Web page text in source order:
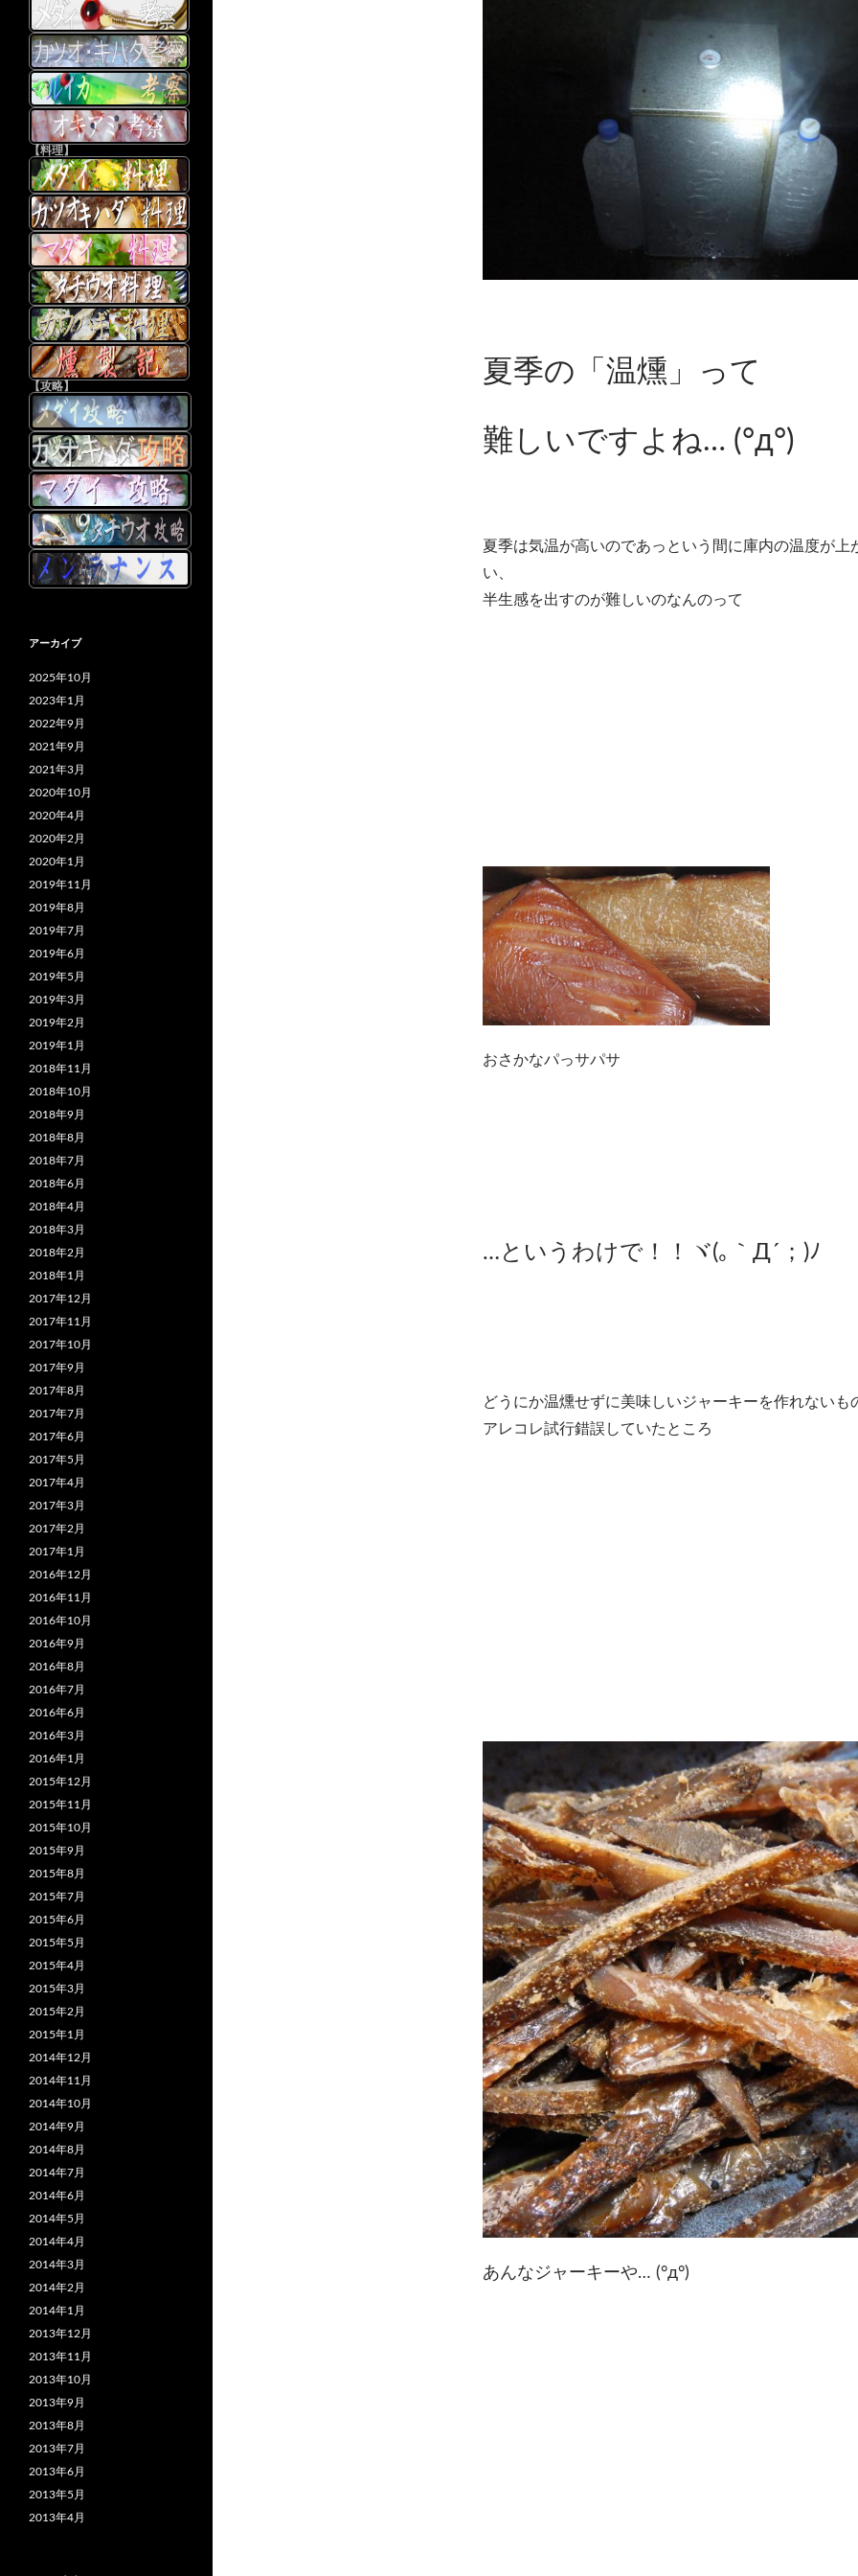
夏季の「温燻」って
難しいですよね… (°д°)
夏季は気温が高いのであっという間に庫内の温度が上
い、
半生感を出すのが難しいのなんのって
おさかなパっサパサ
…というわけで！！ヾ(｡｀Д´；)ﾉ
どうにか温燻せずに美味しいジャーキーを作れないも
アレコレ試行錯誤していたところ
あんなジャーキーや… (°д°)
【料理】
【攻略】
アーカイブ
2025年10月
2023年1月
2022年9月
2021年9月
2021年3月
2020年10月
2020年4月
2020年2月
2020年1月
2019年11月
2019年8月
2019年7月
2019年6月
2019年5月
2019年3月
2019年2月
2019年1月
2018年11月
2018年10月
2018年9月
2018年8月
2018年7月
2018年6月
2018年4月
2018年3月
2018年2月
2018年1月
2017年12月
2017年11月
2017年10月
2017年9月
2017年8月
2017年7月
2017年6月
2017年5月
2017年4月
2017年3月
2017年2月
2017年1月
2016年12月
2016年11月
2016年10月
2016年9月
2016年8月
2016年7月
2016年6月
2016年3月
2016年1月
2015年12月
2015年11月
2015年10月
2015年9月
2015年8月
2015年7月
2015年6月
2015年5月
2015年4月
2015年3月
2015年2月
2015年1月
2014年12月
2014年11月
2014年10月
2014年9月
2014年8月
2014年7月
2014年6月
2014年5月
2014年4月
2014年3月
2014年2月
2014年1月
2013年12月
2013年11月
2013年10月
2013年9月
2013年8月
2013年7月
2013年6月
2013年5月
2013年4月